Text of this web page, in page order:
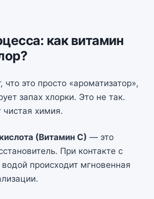
как витамин
это просто «ароматизатор»,
запах хлорки. Это не так.
чистая химия.
(Витамин С) — это
При контакте с
происходит мгновенная